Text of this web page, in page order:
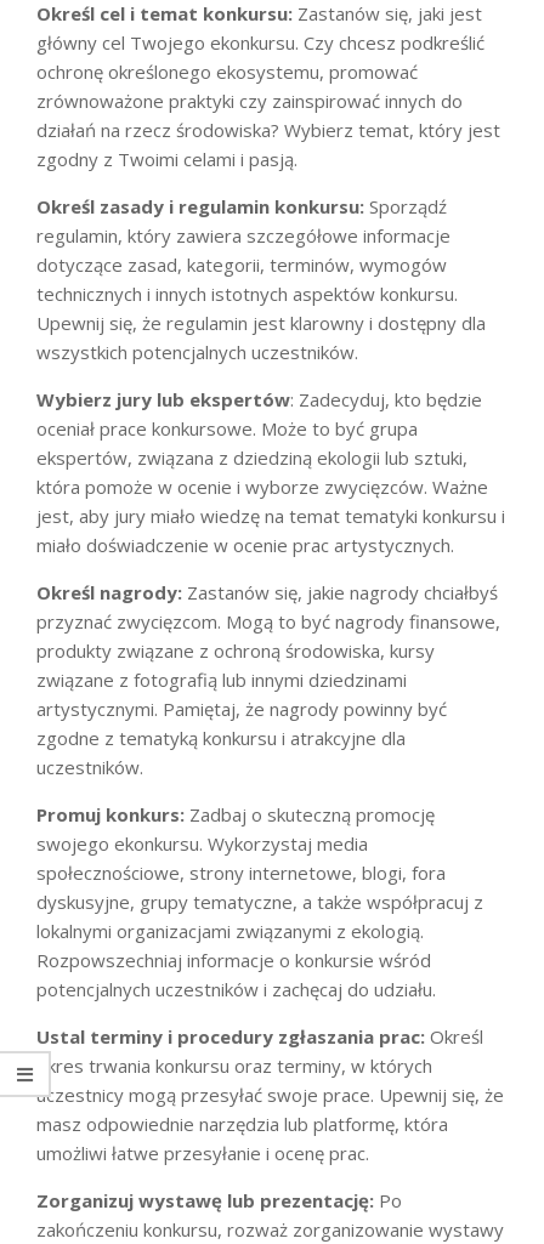
Określ cel i temat konkursu: Zastanów się, jaki jest
główny cel Twojego ekonkursu. Czy chcesz podkreślić
ochronę określonego ekosystemu, promować
zrównoważone praktyki czy zainspirować innych do
działań na rzecz środowiska? Wybierz temat, który jest
zgodny z Twoimi celami i pasją.
Określ zasady i regulamin konkursu: Sporządź
regulamin, który zawiera szczegółowe informacje
dotyczące zasad, kategorii, terminów, wymogów
technicznych i innych istotnych aspektów konkursu.
Upewnij się, że regulamin jest klarowny i dostępny dla
wszystkich potencjalnych uczestników.
Wybierz jury lub ekspertów: Zadecyduj, kto będzie
oceniał prace konkursowe. Może to być grupa
ekspertów, związana z dziedziną ekologii lub sztuki,
która pomoże w ocenie i wyborze zwycięzców. Ważne
jest, aby jury miało wiedzę na temat tematyki konkursu i
miało doświadczenie w ocenie prac artystycznych.
Określ nagrody: Zastanów się, jakie nagrody chciałbyś
przyznać zwycięzcom. Mogą to być nagrody finansowe,
produkty związane z ochroną środowiska, kursy
związane z fotografią lub innymi dziedzinami
artystycznymi. Pamiętaj, że nagrody powinny być
zgodne z tematyką konkursu i atrakcyjne dla
uczestników.
Promuj konkurs: Zadbaj o skuteczną promocję
swojego ekonkursu. Wykorzystaj media
społecznościowe, strony internetowe, blogi, fora
dyskusyjne, grupy tematyczne, a także współpracuj z
lokalnymi organizacjami związanymi z ekologią.
Rozpowszechniaj informacje o konkursie wśród
potencjalnych uczestników i zachęcaj do udziału.
Ustal terminy i procedury zgłaszania prac: Określ
okres trwania konkursu oraz terminy, w których
uczestnicy mogą przesyłać swoje prace. Upewnij się, że
masz odpowiednie narzędzia lub platformę, która
umożliwi łatwe przesyłanie i ocenę prac.
Zorganizuj wystawę lub prezentację: Po
zakończeniu konkursu, rozważ zorganizowanie wystawy